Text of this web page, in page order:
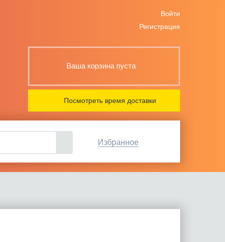
Войти
Регистрация
Ваша корзина пуста
Посмотреть время доставки
Избранное